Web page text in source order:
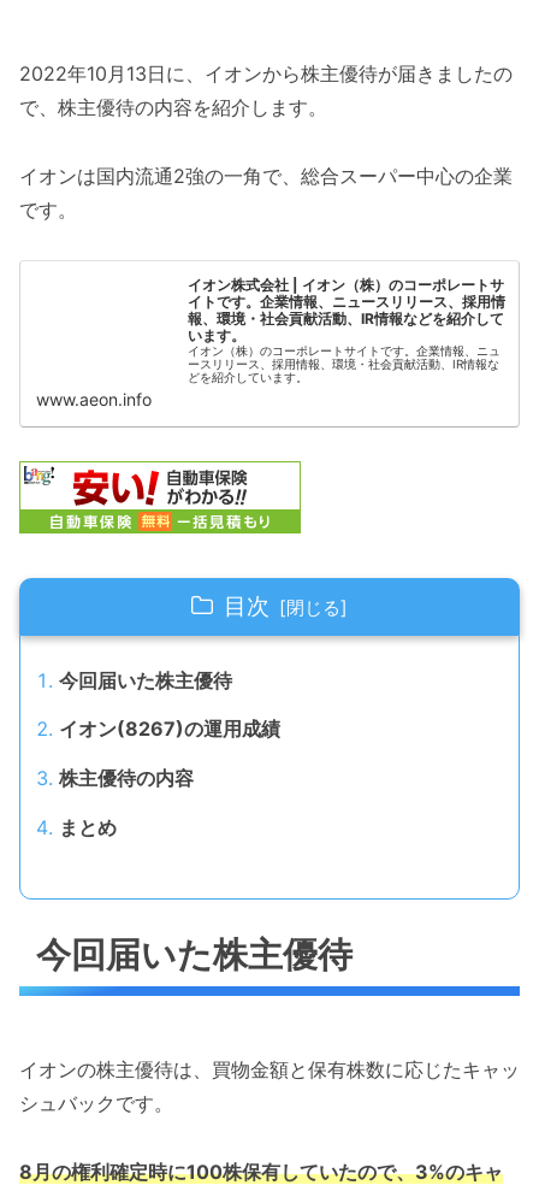
2022年10月13日に、イオンから株主優待が届きましたの
で、株主優待の内容を紹介します。
イオンは国内流通2強の一角で、総合スーパー中心の企業
です。
イオン株式会社 | イオン（株）のコーポレートサ
イトです。企業情報、ニュースリリース、採用情
報、環境・社会貢献活動、IR情報などを紹介して
います。
イオン（株）のコーポレートサイトです。企業情報、ニュ
ースリリース、採用情報、環境・社会貢献活動、IR情報な
どを紹介しています。
www.aeon.info
目次
今回届いた株主優待
イオン(8267)の運用成績
株主優待の内容
まとめ
今回届いた株主優待
イオンの株主優待は、買物金額と保有株数に応じたキャッ
シュバックです。
8月の権利確定時に100株保有していたので、3%のキャ